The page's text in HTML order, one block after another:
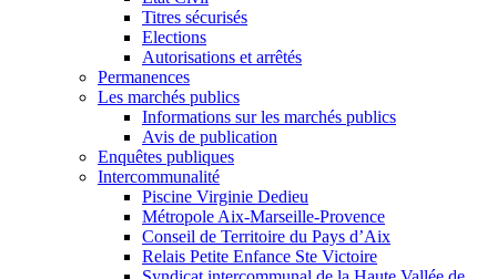
Titres sécurisés
Elections
Autorisations et arrêtés
Permanences
Les marchés publics
Informations sur les marchés publics
Avis de publication
Enquêtes publiques
Intercommunalité
Piscine Virginie Dedieu
Métropole Aix-Marseille-Provence
Conseil de Territoire du Pays d’Aix
Relais Petite Enfance Ste Victoire